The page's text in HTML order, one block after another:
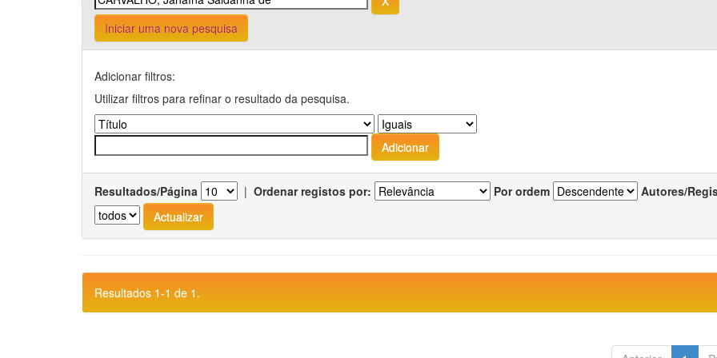
Iniciar uma nova pesquisa
Adicionar filtros:
Utilizar filtros para refinar o resultado da pesquisa.
Resultados/Página | Ordenar registos por: Por ordem Autores/
Resultados 1-1 de 1.